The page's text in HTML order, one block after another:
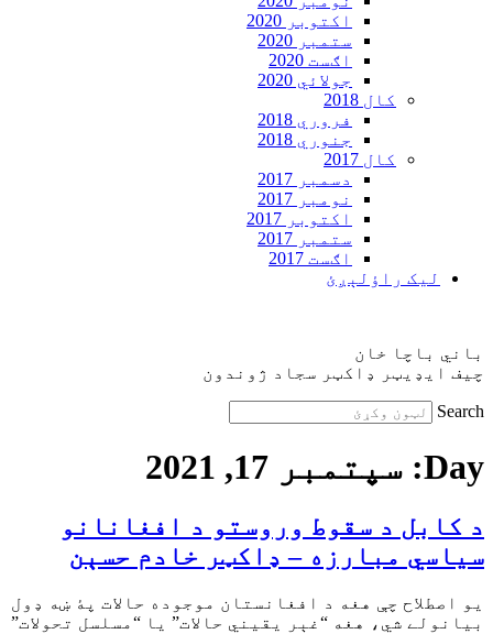
اکتوبر 2020
ستمبر 2020
اګست 2020
جولائي 2020
کال 2018
فروري 2018
جنوري 2018
کال 2017
دسمبر 2017
نومبر 2017
اکتوبر 2017
ستمبر 2017
اګست 2017
ليک راؤلېږئ
باني باچا خان
چيف ايډيټر ډاکټر سجاد ژوندون
Search
Day: سپتمبر 17, 2021
د کابل د سقوط وروستو د افغانانو
سياسي مبارزه – ډاکټر خادم حسېن
‎يو اصطلاح چې هغه د افغانستان موجوده حالات پۀ ښه ډول
بيانولے شي، هغه “غېر يقيني حالات” يا “مسلسل تحولات”